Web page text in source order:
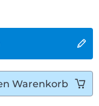
Warenkorb